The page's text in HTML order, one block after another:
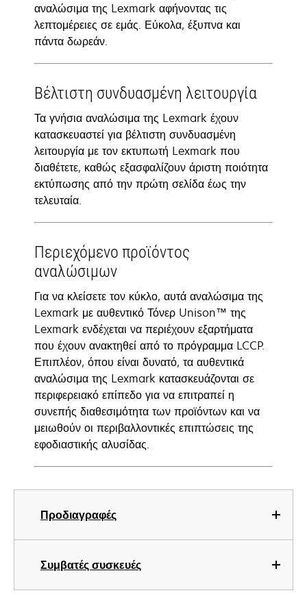
Προδιαγραφές
Συμβατές συσκευές
αναλώσιμα της Lexmark αφήνοντας τις
λεπτομέρειες σε εμάς. Εύκολα, έξυπνα και
πάντα δωρεάν.
Βέλτιστη συνδυασμένη λειτουργία
Τα γνήσια αναλώσιμα της Lexmark έχουν
κατασκευαστεί για βέλτιστη συνδυασμένη
λειτουργία με τον εκτυπωτή Lexmark που
διαθέτετε, καθώς εξασφαλίζουν άριστη ποιότητα
εκτύπωσης από την πρώτη σελίδα έως την
τελευταία.
Περιεχόμενο προϊόντος
αναλώσιμων
Για να κλείσετε τον κύκλο, αυτά αναλώσιμα της
Lexmark με αυθεντικό Τόνερ Unison™ της
Lexmark ενδέχεται να περιέχουν εξαρτήματα
που έχουν ανακτηθεί από το πρόγραμμα LCCP.
Επιπλέον, όπου είναι δυνατό, τα αυθεντικά
αναλώσιμα της Lexmark κατασκευάζονται σε
περιφερειακό επίπεδο για να επιτραπεί η
συνεπής διαθεσιμότητα των προϊόντων και να
μειωθούν οι περιβαλλοντικές επιπτώσεις της
εφοδιαστικής αλυσίδας.